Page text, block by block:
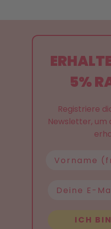
5%
Registriere
Newsletter, um
Name
ICH